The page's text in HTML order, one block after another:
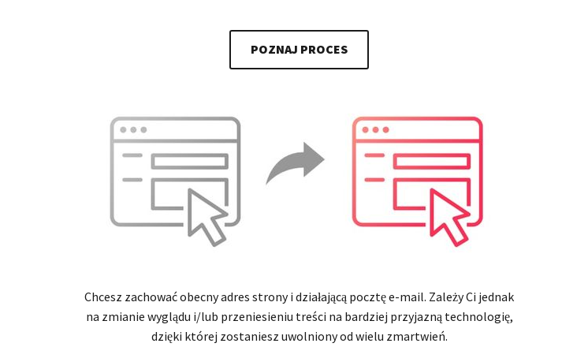
POZNAJ PROCES
Chcesz zachować obecny adres strony i działającą pocztę e-mail. Zależy Ci jednak
na zmianie wyglądu i/lub przeniesieniu treści na bardziej przyjazną technologię,
dzięki której zostaniesz uwolniony od wielu zmartwień.